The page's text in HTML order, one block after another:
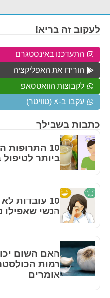
כתבות בשבילך
10 התרופות
ביותר
10 עובדות
הנשי שאפילו
האם השום
רמות
אומרים
לעקוב זה בריא!
התעדכנו באינסטגרם
הורידו את האפליקציה
לקבוצות הוואטסאפ
עקבו ב-X (טוויטר)